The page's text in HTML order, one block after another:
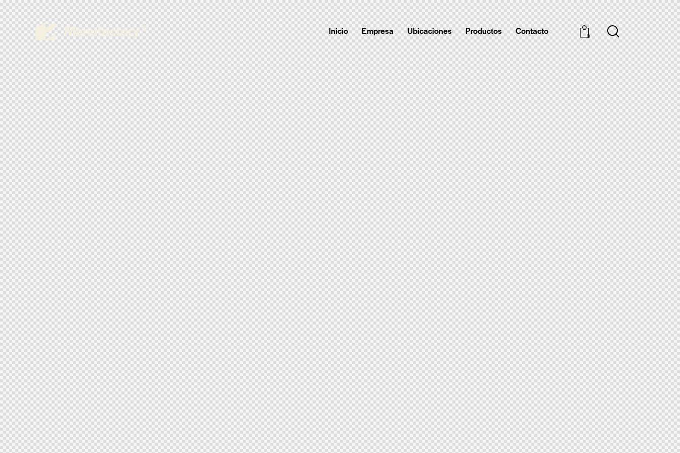
Inicio Empresa Ubicaciones Productos Contacto 0